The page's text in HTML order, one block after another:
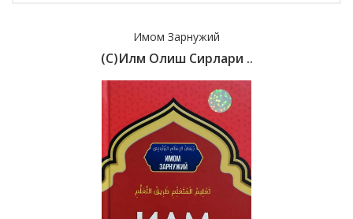
Имом Зарнужий
(с)Илм Олиш Сирлари ..